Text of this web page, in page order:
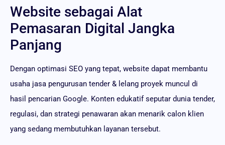
Website sebagai Alat
Pemasaran Digital Jangka
Panjang
Dengan optimasi SEO yang tepat, website dapat membantu
usaha jasa pengurusan tender & lelang proyek muncul di
hasil pencarian Google. Konten edukatif seputar dunia tender,
regulasi, dan strategi penawaran akan menarik calon klien
yang sedang membutuhkan layanan tersebut.